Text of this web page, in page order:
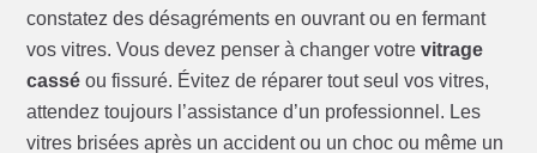
constatez des désagréments en ouvrant ou en fermant
vos vitres. Vous devez penser à changer votrevitrage
cassé ou fissuré. Évitez de réparer tout seul vos vitres,
attendez toujours l’assistance d’un professionnel. Les
vitres brisées après un accident ou un choc ou même un